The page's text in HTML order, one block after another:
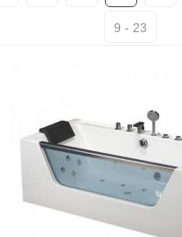
9 - 23